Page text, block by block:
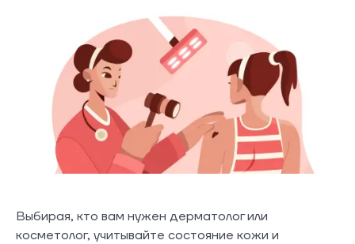
Выбирая, кто вам нужен дерматолог или
косметолог, учитывайте состояние кожи и